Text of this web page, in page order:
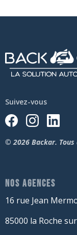
Suivez-vous
© 2026 Backar.
NOS AGENCES
16 rue Jean
85000 la Roche